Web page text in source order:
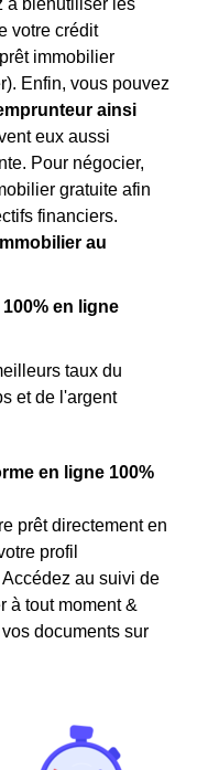
à bienutiliser les
votre crédit
immobilier
Enfin, vous pouvez
ainsi
eux aussi
Pour négocier,
gratuite afin
financiers.
au
en ligne
taux du
et de l'argent
en ligne 100%
prêt directement en
profil
au suivi de
à tout moment &
documents sur